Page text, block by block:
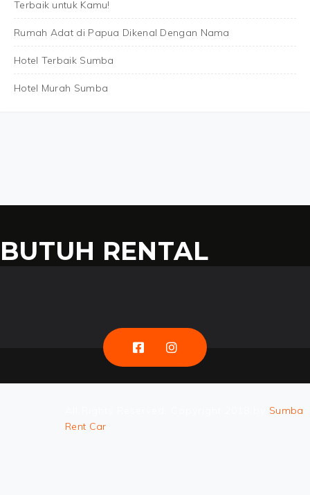
Terbaik untuk Kamu!
Rumah Adat di Papua Dikenal Dengan Nama
Hotel Terbaik Sumba
Hotel Murah Sumba
BUTUH RENTAL
Sumba
Rent Car